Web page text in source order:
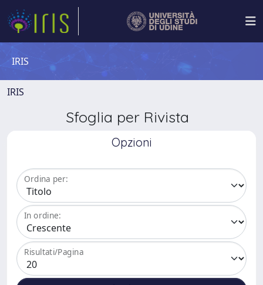
IRIS
IRIS
Sfoglia per Rivista
Opzioni
Ordina per:
In ordine:
Risultati/Pagina